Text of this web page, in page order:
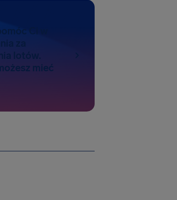
Ci w
za
lotów.
mieć